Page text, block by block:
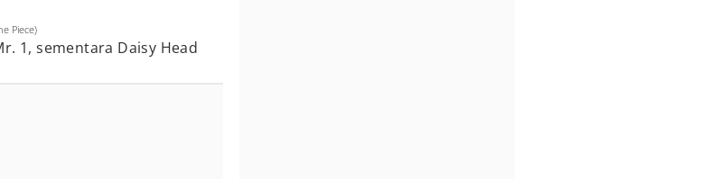
Piece)
1, sementara Daisy Head